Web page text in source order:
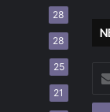
28
28
25
21